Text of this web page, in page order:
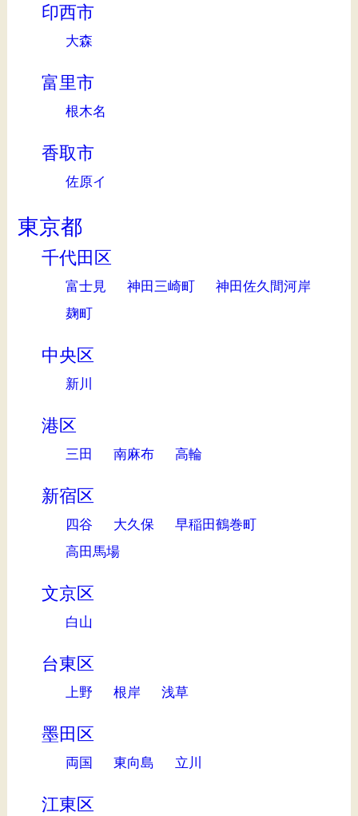
印西市
大森
富里市
根木名
香取市
佐原イ
東京都
千代田区
富士見 神田三崎町
神田佐久間河岸
麹町
中央区
新川
港区
三田 南麻布 高輪
新宿区
四谷 大久保
早稲田鶴巻町
高田馬場
文京区
白山
台東区
上野 根岸 浅草
墨田区
両国 東向島 立川
江東区